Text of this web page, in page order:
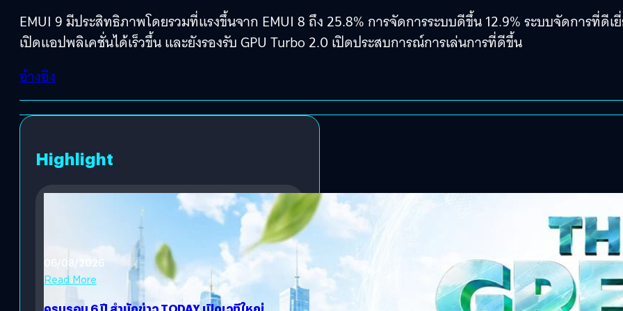
EMUI 9 มีประสิทธิภาพโดยรวมที่แรงขึ้นจาก EMUI 8 ถึง 25.8% การจัดการระบบดีขึ้น 12.9% ระบบจัดการที่ดีเ
เปิดแอปพลิเคชั่นได้เร็วขึ้น และยังรองรับ GPU Turbo 2.0 เปิดประสบการณ์การเล่นการที่ดีขึ้น
อ้างอิง
Highlight
06/08/2026
Read More